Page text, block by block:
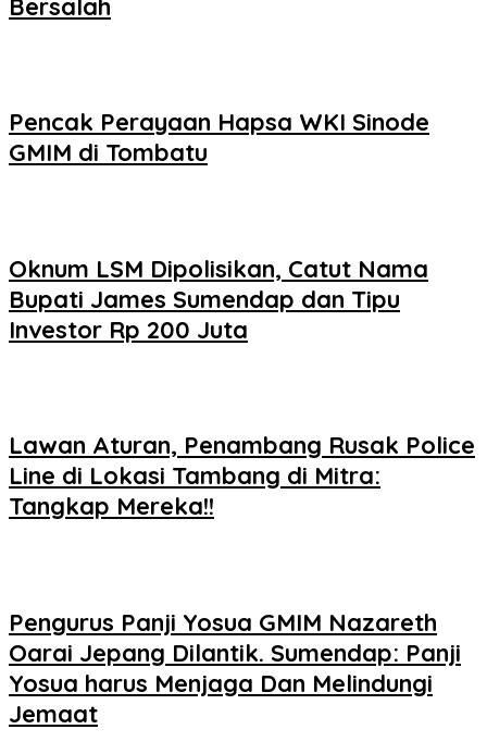
Pencak Perayaan Hapsa WKI Sinode
GMIM di Tombatu
Oknum LSM Dipolisikan, Catut Nama
Bupati James Sumendap dan Tipu
Investor Rp 200 Juta
Lawan Aturan, Penambang Rusak Police
Line di Lokasi Tambang di Mitra:
Tangkap Mereka!!
Pengurus Panji Yosua GMIM Nazareth
Oarai Jepang Dilantik. Sumendap: Panji
Yosua harus Menjaga Dan Melindungi
Jemaat